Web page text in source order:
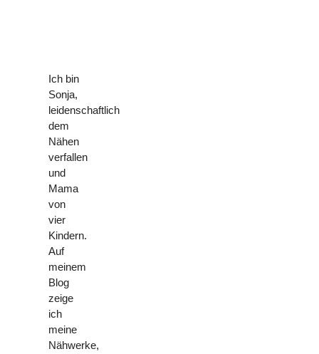
Ich bin
Sonja,
leidenschaftlich
dem
Nähen
verfallen
und
Mama
von
vier
Kindern.
Auf
meinem
Blog
zeige
ich
meine
Nähwerke,